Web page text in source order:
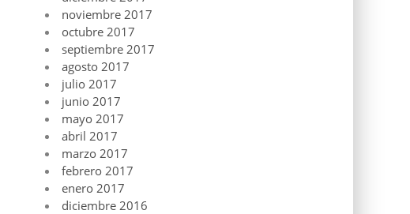
noviembre 2017
octubre 2017
septiembre 2017
agosto 2017
julio 2017
junio 2017
mayo 2017
abril 2017
marzo 2017
febrero 2017
enero 2017
diciembre 2016